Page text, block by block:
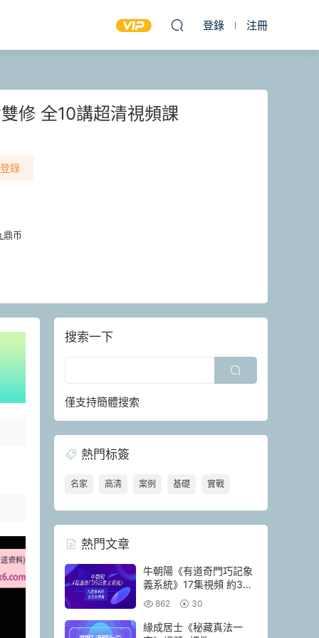
登錄 注冊
修 全10講超清視頻課
登錄
鼎币
搜索一下
僅支持簡體搜索
熱門标簽
名家 高清 案例 基礎 實戰
熱門文章
牛朝陽《有道奇門巧記象
義系統》17集視頻 約3小
時 862 30
緣成居士《秘藏真法一